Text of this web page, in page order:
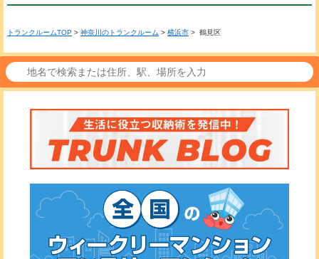
トランクルームTOP > 神奈川のトランクルーム > 横浜市 > 鶴見区